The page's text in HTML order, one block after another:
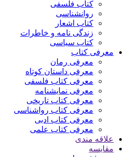
کتاب فلسفی
روانشناسی
کتاب اشعار
زندگی نامه و خاطرات
کتاب سیاسی
معرفی کتاب
معرفی رمان
معرفی داستان کوتاه
معرفی کتاب فلسفی
معرفی نمایشنامه
معرفی کتاب تاریخی
معرفی کتاب رواشناسی
معرفی کتاب ادبی
معرفی کتاب علمی
علاقه مندی
مقایسه